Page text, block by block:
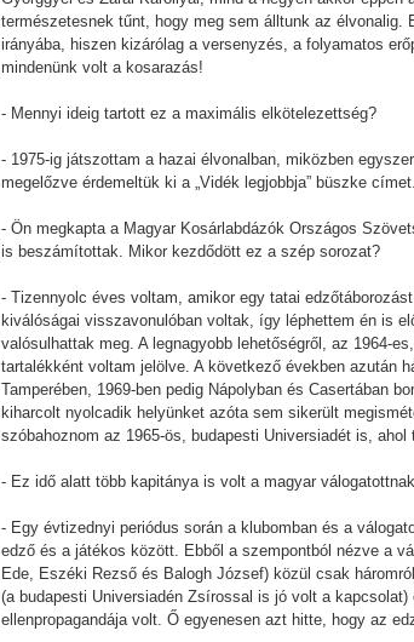
természetesnek tűnt, hogy meg sem álltunk az
irányába, hiszen kizárólag a versenyzés, a folyamatos
mindenünk volt a kosarazás!
- Mennyi ideig tartott ez a maximális elkötelezettség?
- 1975-ig játszottam a hazai élvonalban, miközben
megelőzve érdemeltük ki a „Vidék legjobbja” büszke címet.
- Ön megkapta a Magyar Kosárlabdázók Országos
is beszámítottak. Mikor kezdődött ez a szép sorozat?
- Tizennyolc éves voltam, amikor egy tatai
kiválóságai visszavonulóban voltak, így léphettem én is
valósulhattak meg. A legnagyobb lehetőségről, az 1964-
tartalékként voltam jelölve. A következő években azután
Tamperében, 1969-ben pedig Nápolyban és Casertában
kiharcolt nyolcadik helyünket azóta sem sikerült
szóbahoznom az 1965-ös, budapesti Universiadét is,
- Ez idő alatt több kapitánya is volt a magyar
- Egy évtizednyi periódus során a klubomban és a
edző és a játékos között. Ebből a szempontból nézve a
Ede, Eszéki Rezső és Balogh József) közül csak
(a budapesti Universiadén Zsírossal is jó volt a
ellenpropagandája volt. Ő egyenesen azt hitte, hogy az